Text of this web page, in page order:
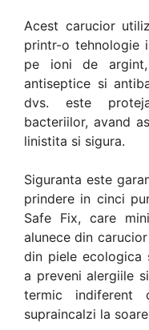
Acest carucior
printr-o tehnologie
pe ioni de
antiseptice si
dvs. este
bacteriilor, avand
linistita si sigura.
Siguranta este
prindere in cinci
Safe Fix, care
alunece din
din piele ecologica
a preveni alergiile
termic indiferent
supraincalzi la